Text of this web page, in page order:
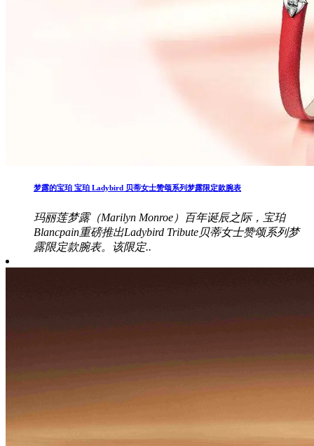
梦露的宝珀 宝珀 Ladybird 贝蒂女士赞颂系列梦露限定款腕表
玛丽莲梦露（Marilyn Monroe）百年诞辰之际，宝珀
Blancpain重磅推出Ladybird Tribute贝蒂女士赞颂系列梦
露限定款腕表。该限定..